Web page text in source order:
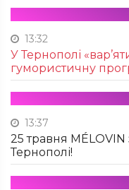
13:32
У Тернополі
гумористичну
13:37
25 травня
Тернополі!